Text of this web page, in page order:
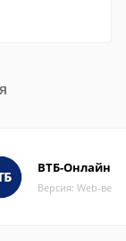
ВТБ-Онлайн
Версия: Web-ве